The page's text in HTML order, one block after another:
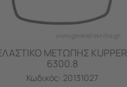
ΜΕΤΩΠΗΣ KUPPER
6300.8
Κωδικός: 20131027